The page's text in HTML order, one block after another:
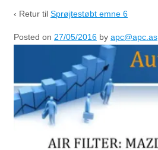
‹ Retur til Sprøjtestøbt emne 6
Posted on 27/05/2016 by apc@apc.as